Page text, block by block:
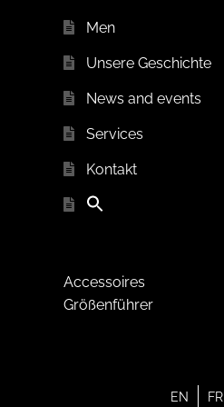
Men
Unsere Geschichte
News and events
Services
Kontakt
Accessoires
Größenführer
EN FR